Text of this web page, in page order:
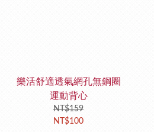
樂活舒適透氣網孔無鋼圈
運動背心
NT$159
NT$100